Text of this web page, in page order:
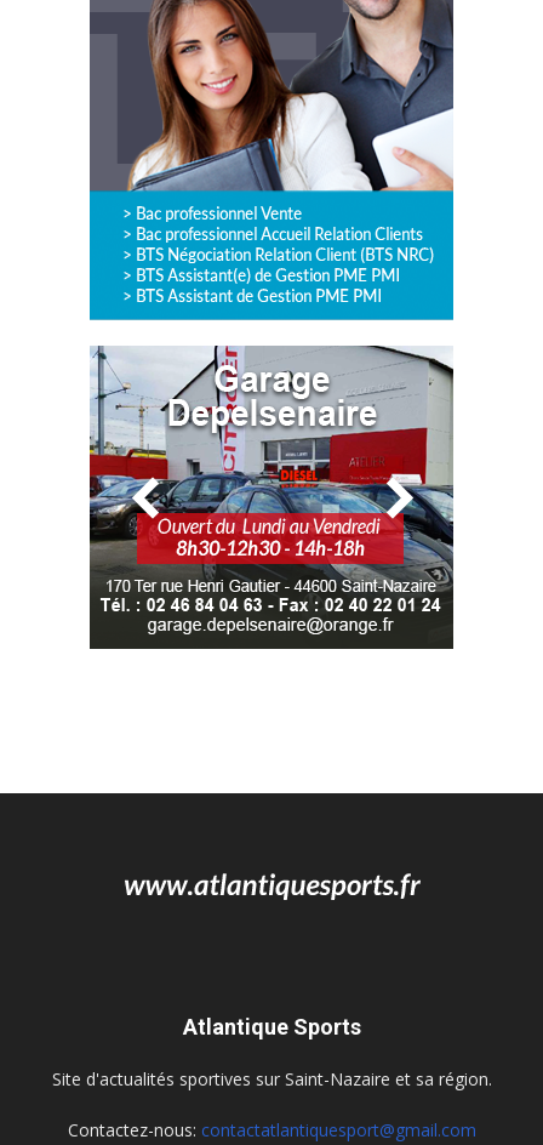
Atlantique Sports
Site d'actualités sportives sur Saint-Nazaire et sa région.
Contactez-nous: contactatlantiquesport@gmail.com